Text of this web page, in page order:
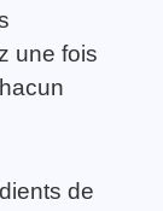
une fois
de